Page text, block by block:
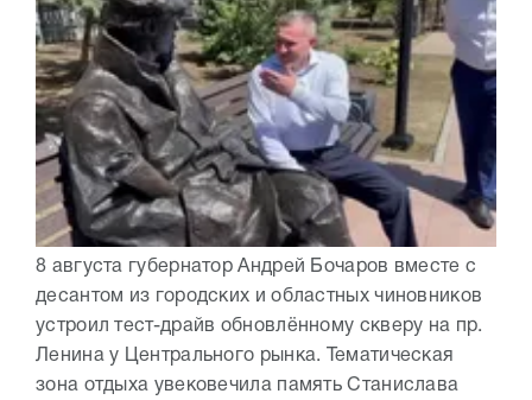
8 августа губернатор Андрей Бочаров вместе с
десантом из городских и областных чиновников
устроил тест-драйв обновлённому скверу на пр.
Ленина у Центрального рынка. Тематическая
зона отдыха увековечила память Станислава